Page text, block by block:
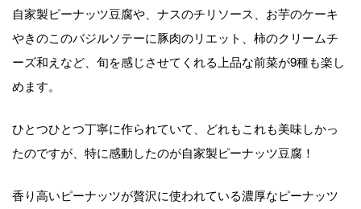
自家製ピーナッツ豆腐や、ナスのチリソース、お芋のケーキ
やきのこのバジルソテーに豚肉のリエット、柿のクリームチ
ーズ和えなど、旬を感じさせてくれる上品な前菜が9種も楽し
めます。
ひとつひとつ丁寧に作られていて、どれもこれも美味しかっ
たのですが、特に感動したのが自家製ピーナッツ豆腐！
香り高いピーナッツが贅沢に使われている濃厚なピーナッツ